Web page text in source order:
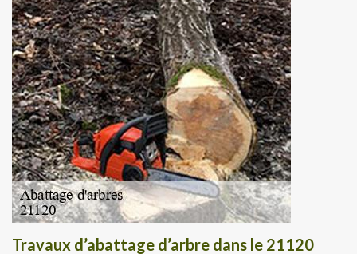
Travaux d’abattage d’arbre dans le 21120